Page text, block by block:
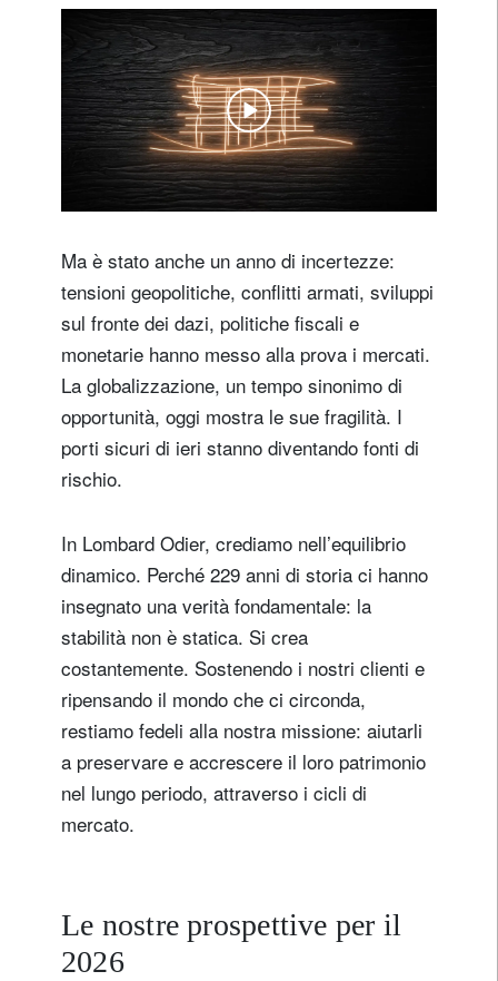
Ma è stato anche un anno di incertezze:
tensioni geopolitiche, conflitti armati, sviluppi
sul fronte dei dazi, politiche fiscali e
monetarie hanno messo alla prova i mercati.
La globalizzazione, un tempo sinonimo di
opportunità, oggi mostra le sue fragilità. I
porti sicuri di ieri stanno diventando fonti di
rischio.
In Lombard Odier, crediamo nell’equilibrio
dinamico. Perché 229 anni di storia ci hanno
insegnato una verità fondamentale: la
stabilità non è statica. Si crea
costantemente. Sostenendo i nostri clienti e
ripensando il mondo che ci circonda,
restiamo fedeli alla nostra missione: aiutarli
a preservare e accrescere il loro patrimonio
nel lungo periodo, attraverso i cicli di
mercato.
Le nostre prospettive per il
2026